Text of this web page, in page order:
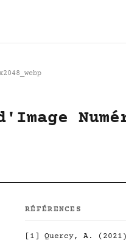
RÉFÉRENCES
[1]
Quercy, A.